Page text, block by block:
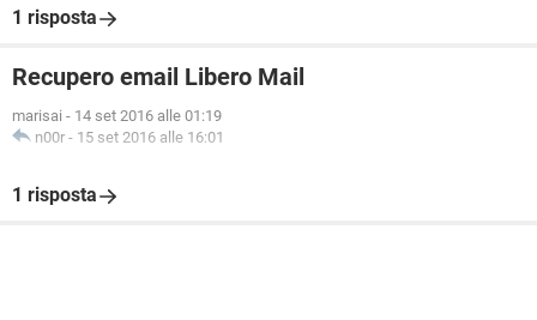
1 risposta
Recupero email Libero Mail
marisai - 14 set 2016 alle 01:19
n00r - 15 set 2016 alle 16:01
1 risposta